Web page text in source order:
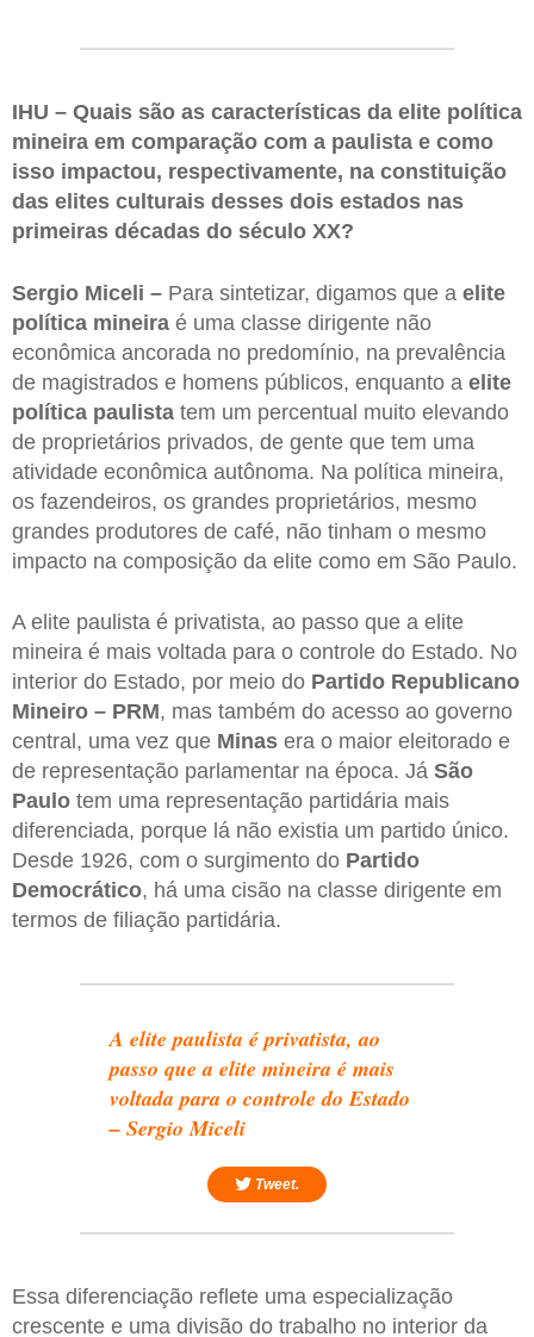
IHU – Quais são as características da elite política
mineira em comparação com a paulista e como
isso impactou, respectivamente, na constituição
das elites culturais desses dois estados nas
primeiras décadas do século XX?
Sergio Miceli – Para sintetizar, digamos que a elite
política mineira é uma classe dirigente não
econômica ancorada no predomínio, na prevalência
de magistrados e homens públicos, enquanto a elite
política paulista tem um percentual muito elevando
de proprietários privados, de gente que tem uma
atividade econômica autônoma. Na política mineira,
os fazendeiros, os grandes proprietários, mesmo
grandes produtores de café, não tinham o mesmo
impacto na composição da elite como em São Paulo.
A elite paulista é privatista, ao passo que a elite
mineira é mais voltada para o controle do Estado. No
interior do Estado, por meio do Partido Republicano
Mineiro – PRM, mas também do acesso ao governo
central, uma vez que Minas era o maior eleitorado e
de representação parlamentar na época. Já São
Paulo tem uma representação partidária mais
diferenciada, porque lá não existia um partido único.
Desde 1926, com o surgimento do Partido
Democrático, há uma cisão na classe dirigente em
termos de filiação partidária.
A elite paulista é privatista, ao
passo que a elite mineira é mais
voltada para o controle do Estado
– Sergio Miceli
Tweet.
Essa diferenciação reflete uma especialização
crescente e uma divisão do trabalho no interior da